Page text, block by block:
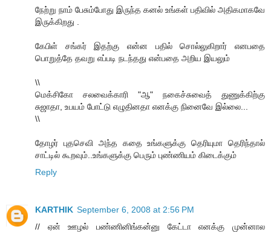
நேற்று நாம் பேசும்போது இருந்த கனல் உங்கள் பதிவில் அதிகமாகவே
இருக்கிறது .
கேபிள் சங்கர் இதற்கு என்ன பதில் சொல்லுகிறார் எனபதை
பொறுத்தே தவறு எப்படி நடந்தது என்பதை அறிய இயலும்
\\
மெக்சிகோ சலவைக்காரி "ஆ" நகைச்சுவைத் துணுக்கிற்கு
சுஜாதா, உபயம் போட்டு எழுதினதா எனக்கு நினைவே இல்லை...
\\
தோழர் புதசெவி அந்த கதை உங்களுக்கு தெரியுமா தெரிந்தால்
சாட்டில் கூறவும்..உங்களுக்கு பெரும் புண்ணியம் கிடைக்கும்
Reply
KARTHIK September 6, 2008 at 2:56 PM
// ஏன் ஊழல் பண்ணினிங்கன்னு கேட்டா எனக்கு முன்னால